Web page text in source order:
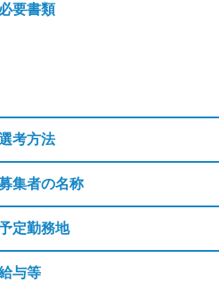
必要書類
考方法
集者の名称
定勤務地
与等